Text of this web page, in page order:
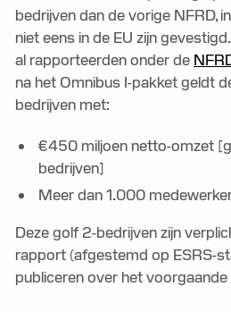
bedrijven dan de vorige NFRD,
niet eens in de EU zijn
al rapporteerden onder de
na het Omnibus I-pakket geldt
bedrijven met:
€450 miljoen netto-omzet
bedrijven]
Meer dan 1.000
Deze golf 2-bedrijven zijn
rapport (afgestemd op ESRS-
publiceren over het voorgaande